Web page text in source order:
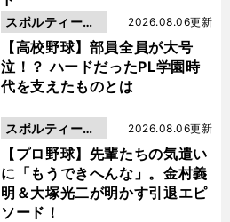
【高校野球】部員全員が大号
泣！？ ハードだったPL学園時
代を支えたものとは
2026.08.06更新
スポルティーバ
動画
【プロ野球】先輩たちの気遣い
に「もうできへんな」。金村義
明＆大塚光二が明かす引退エピ
ソード！
2026.08.06更新
スポルティーバ
動画